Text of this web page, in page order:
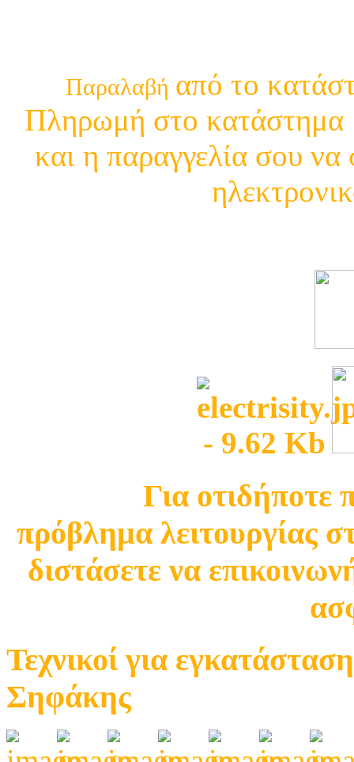
Παραλαβή από το
Πληρωμή στο κατάστημα
και η παραγγελία σου
Για οτιδήποτε
πρόβλημα λειτουργίας
διστάσετε να
Τεχνικοί για
Σηφάκης